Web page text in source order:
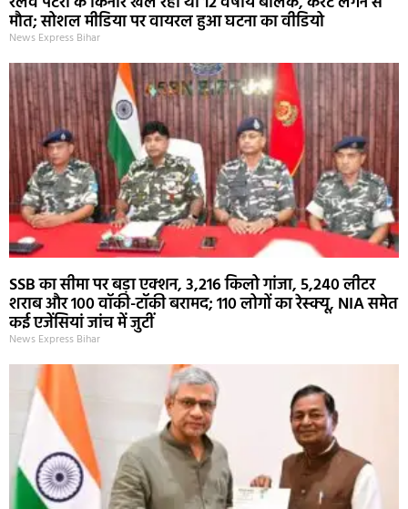
मौत; सोशल मीडिया पर वायरल हुआ घटना का वीडियो
News Express Bihar
SSB का सीमा पर बड़ा एक्शन, 3,216 किलो गांजा, 5,240 लीटर
शराब और 100 वॉकी-टॉकी बरामद; 110 लोगों का रेस्क्यू, NIA समेत
कई एजेंसियां जांच में जुटीं
News Express Bihar